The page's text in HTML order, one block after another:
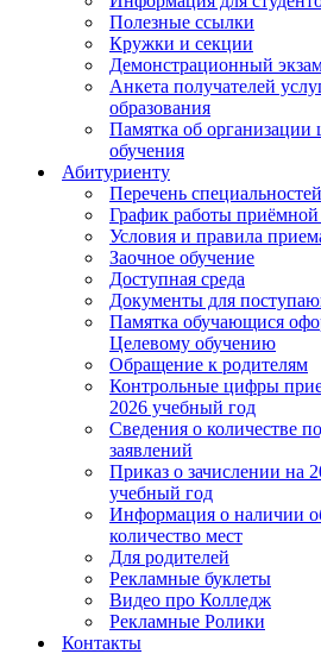
Полезные ссылки
Кружки и секции
Демонстрационный
Анкета получателей
образования
Памятка об организации
обучения
Абитуриенту
Перечень
График работы
Условия и правила
Заочное обучение
Доступная среда
Документы для
Памятка обучающися
Целевому обучению
Обращение к родителям
Контрольные цифры
2026 учебный год
Сведения о количестве
заявлений
Приказ о зачислении на
учебный год
Информация о наличии
количество мест
Для родителей
Рекламные буклеты
Видео про Колледж
Рекламные Ролики
Контакты